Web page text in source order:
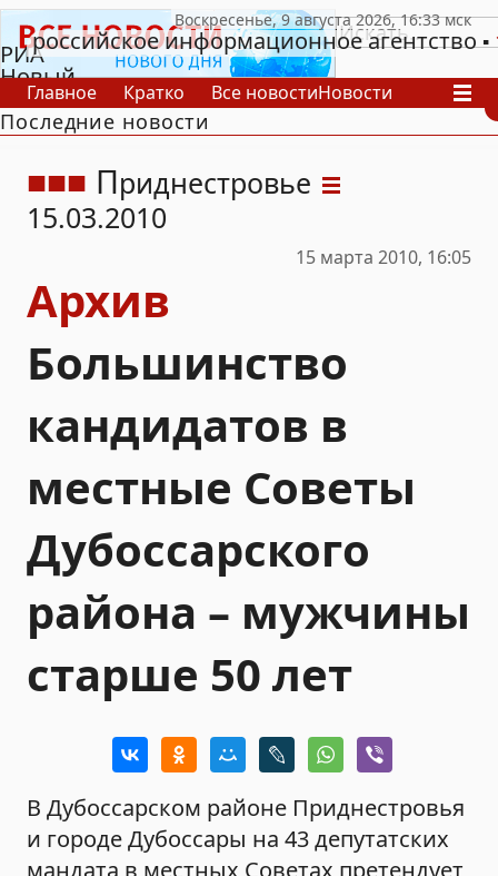
РИА
Новый
День
российское информационное агентство
Главное Кратко Все новостиНовости
В России
В мире
Последние новости
Приднестровье
15.03.2010
15 марта 2010, 16:05
Архив
Большинство
кандидатов в
местные Советы
Дубоссарского
района – мужчины
старше 50 лет
В Дубоссарском районе Приднестровья
и городе Дубоссары на 43 депутатских
мандата в местных Советах претендует